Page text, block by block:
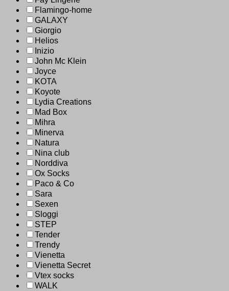
Flamingo-home
GALAXY
Giorgio
Helios
Inizio
John Mc Klein
Joyce
KOTA
Koyote
Lydia Creations
Mad Box
Mihra
Minerva
Natura
Nina club
Norddiva
Ox Socks
Paco & Co
Sara
Sexen
Sloggi
STEP
Tender
Trendy
Vienetta
Vienetta Secret
Vtex socks
WALK